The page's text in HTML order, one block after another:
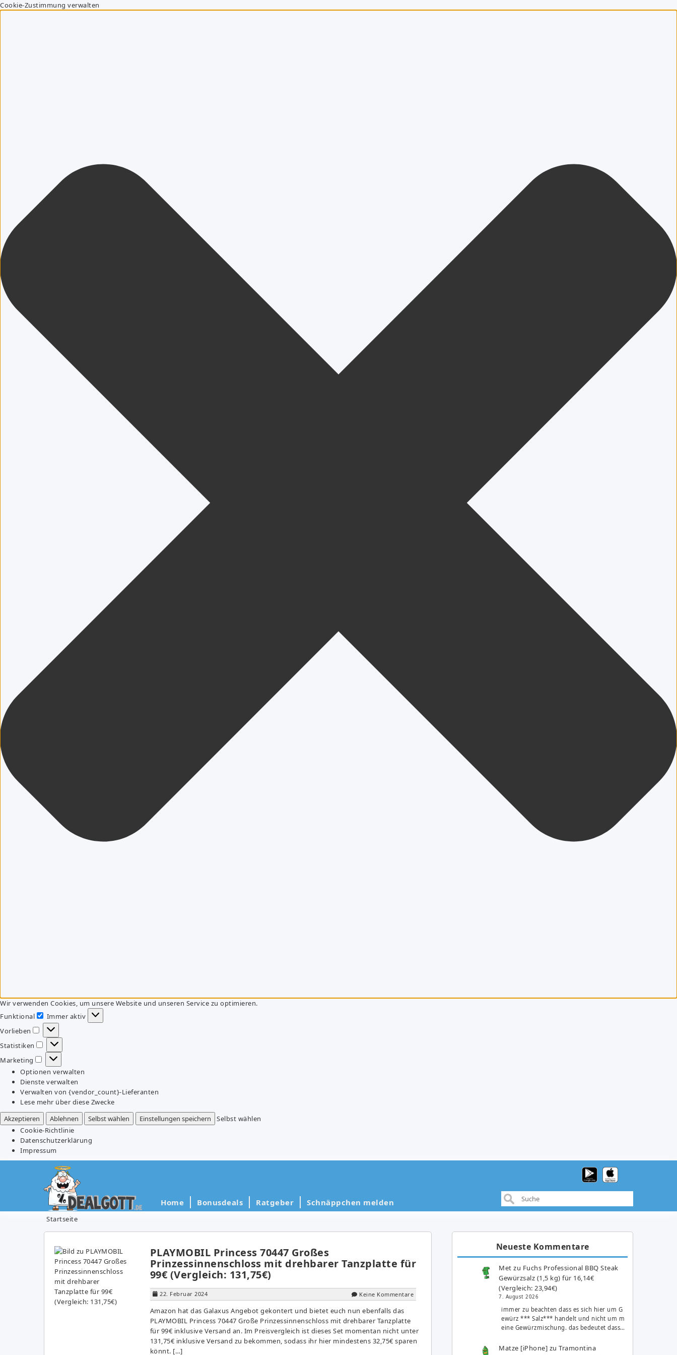
Cookie-Zustimmung verwalten
Wir verwenden Cookies, um unsere Website und unseren Service zu optimieren.
Funktional
Funktional
Immer aktiv
Vorlieben
Vorlieben
Statistiken
Statistiken
Marketing
Marketing
Optionen verwalten
Dienste verwalten
Verwalten von {vendor_count}-Lieferanten
Lese mehr über diese Zwecke
Akzeptieren
Ablehnen Selbst wählen Einstellungen speichern
Selbst wählen
Cookie-Richtlinie
Datenschutzerklärung
Impressum
Home Bonusdeals Ratgeber Schnäppchen melden
Startseite
PLAYMOBIL Princess 70447 Großes
Prinzessinnenschloss mit drehbarer Tanzplatte für
99€ (Vergleich: 131,75€)
22. Februar 2024 Keine Kommentare
Amazon hat das Galaxus Angebot gekontert und bietet euch nun ebenfalls das
PLAYMOBIL Princess 70447 Große Prinzessinnenschloss mit drehbarer Tanzplatte
für 99€ inklusive Versand an. Im Preisvergleich ist dieses Set momentan nicht unter
131,75€ inklusive Versand zu bekommen, sodass ihr hier mindestens 32,75€ sparen
könnt. […]
Neueste Kommentare
Met zu Fuchs Professional BBQ Steak
Gewürzsalz (1,5 kg) für 16,14€
(Vergleich: 23,94€)
7. August 2026
immer zu beachten dass es sich hier um G
ewürz *** Salz*** handelt und nicht um m
eine Gewürzmischung. das bedeutet dass…
Matze [iPhone] zuTramontina